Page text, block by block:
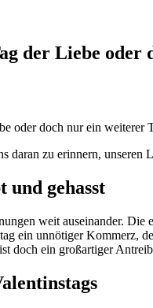
der Liebe oder
daran zu erinnern,
und gehasst
weit auseinander.
ein unnötiger Kommerz,
doch ein großartiger